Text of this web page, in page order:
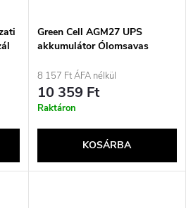
Green Cell AGM27 UPS
akkumulátor Ólomsavas
8 157 Ft ÁFA nélkül
10 359 Ft
Raktáron
KOSÁRBA